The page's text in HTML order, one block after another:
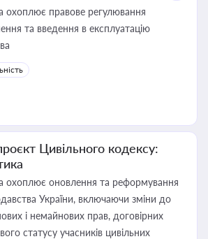
охоплює правове регулювання
та введення в експлуатацію
Цивільного кодексу:
охоплює оновлення та реформування
України, включаючи зміни до
і немайнових прав, договірних
статусу учасників цивільних